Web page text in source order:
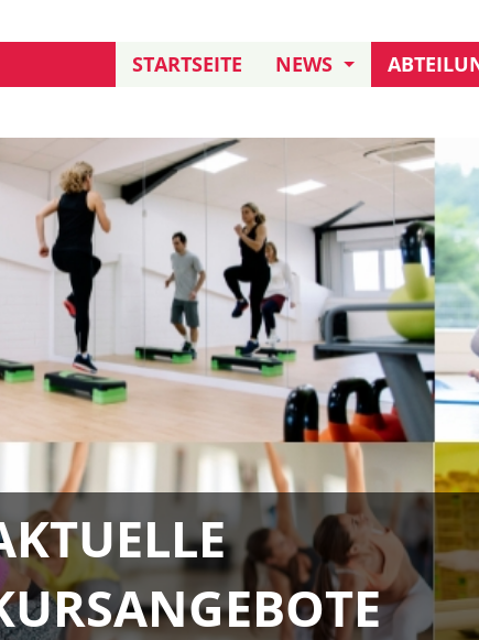
STARTSEITE
NEWS
TERMINE UND
FREIWILLIGENDIENST
TB IN ERITREA
KLETTERN
BOULE
TURNEN